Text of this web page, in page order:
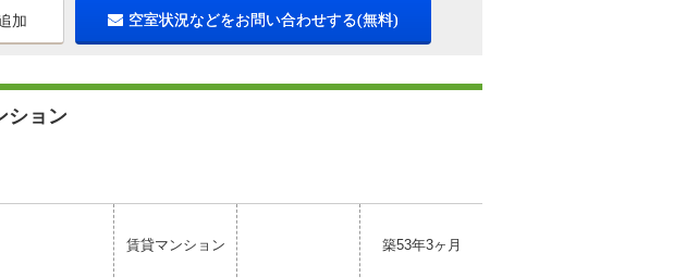
加 空室状況などをお問い合わせする(無料)
ション
賃貸マンション 築53年3ヶ月